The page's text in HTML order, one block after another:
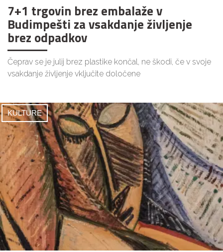
7+1 trgovin brez embalaže v
Budimpešti za vsakdanje življenje
brez odpadkov
Čeprav se je julij brez plastike končal, ne škodi, če v svoje
vsakdanje življenje vključite določene
KULTURE